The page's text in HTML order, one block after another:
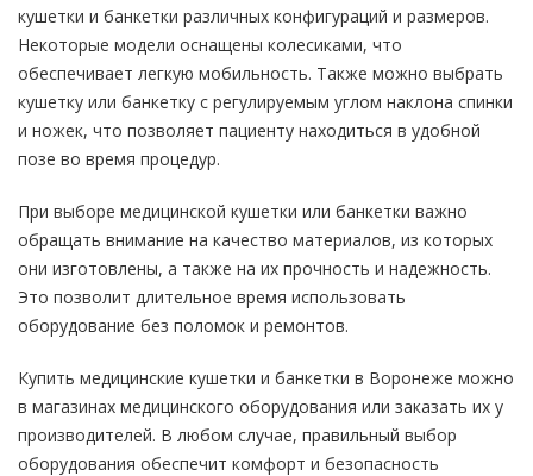
кушетки и банкетки различных конфигураций и размеров.
Некоторые модели оснащены колесиками, что
обеспечивает легкую мобильность. Также можно выбрать
кушетку или банкетку с регулируемым углом наклона спинки
и ножек, что позволяет пациенту находиться в удобной
позе во время процедур.
При выборе медицинской кушетки или банкетки важно
обращать внимание на качество материалов, из которых
они изготовлены, а также на их прочность и надежность.
Это позволит длительное время использовать
оборудование без поломок и ремонтов.
Купить медицинские кушетки и банкетки в Воронеже можно
в магазинах медицинского оборудования или заказать их у
производителей. В любом случае, правильный выбор
оборудования обеспечит комфорт и безопасность